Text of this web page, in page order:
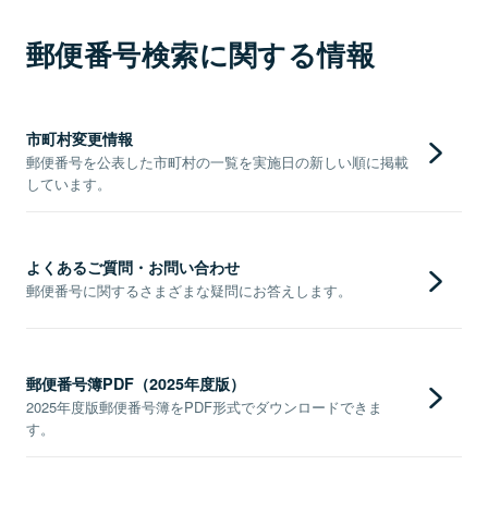
郵便番号検索に関する情報
市町村変更情報
郵便番号を公表した市町村の一覧を実施日の新しい順に掲載
しています。
よくあるご質問・お問い合わせ
郵便番号に関するさまざまな疑問にお答えします。
郵便番号簿PDF（2025年度版）
2025年度版郵便番号簿をPDF形式でダウンロードできま
す。